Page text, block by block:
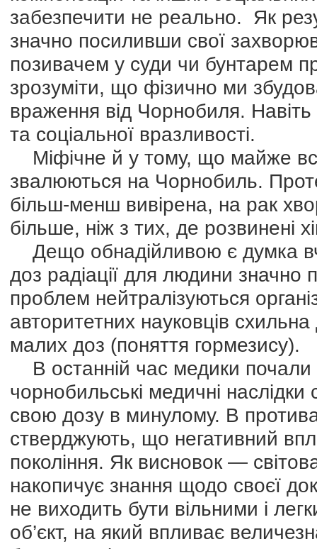
забезпечити не реально. Як
значно посиливши свої
позивачем у суди чи бунтарем
зрозуміти, що фізично ми
враження від Чорнобиля. Навіть
та соціальної вразливості.
Міфічне й у тому, що майже
звалюються на Чорнобиль.
більш-менш вивірена, на рак
більше, ніж з тих, де розвинені
Дещо обнадійливою є думка
доз радіації для людини
проблем нейтралізуються
авторитетних науковців
малих доз (поняття гормезису).
В останній час медики почали
чорнобильські медичні
свою дозу в минулому. В
стверджують, що негативний
покоління. Як висновок —
накопичує знання щодо своєї
не виходить бути вільними і
об’єкт, на який впливає